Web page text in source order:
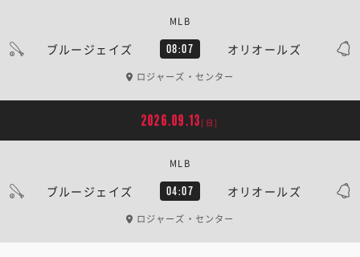
ブルージェイズ 08:07 オリオールズ
MLB
ロジャーズ・センター
2026.09.13 [日]
ブルージェイズ 04:07 オリオールズ
MLB
ロジャーズ・センター